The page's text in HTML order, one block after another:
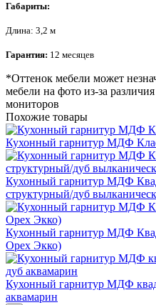
Габариты:
Длина: 3,2 м
Гарантия: 12 месяцев
*Оттенок мебели может
мебели на фото из-за
мониторов
Похожие товары
Кухонный гарнитур МДФ
Кухонный гарнитур МДФ
структурный/дуб
Кухонный гарнитур МДФ
Орех Экко)
Кухонный гарнитур МДФ
аквамарин